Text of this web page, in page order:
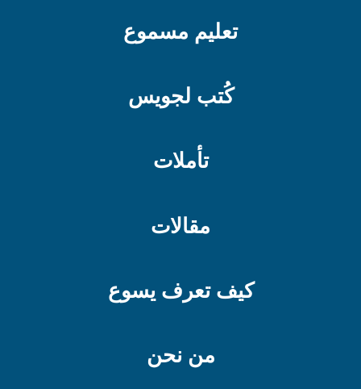
تعليم مسموع
كُتب لجويس
تأملات
مقالات
كيف تعرف يسوع
من نحن